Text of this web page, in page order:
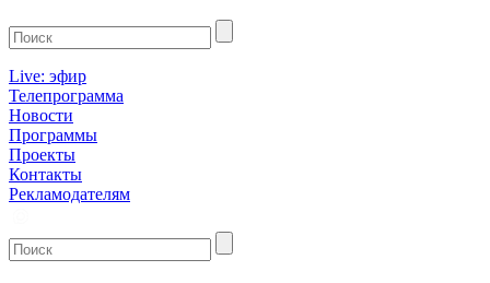
Live: эфир
Телепрограмма
Новости
Программы
Проекты
Контакты
Рекламодателям